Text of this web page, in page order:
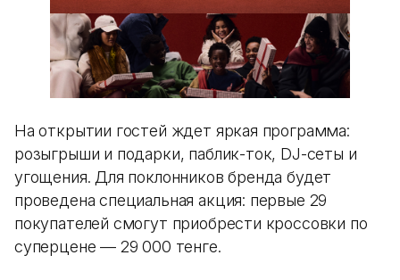
На открытии гостей ждет яркая программа:
розыгрыши и подарки, паблик-ток, DJ-сеты и
угощения. Для поклонников бренда будет
проведена специальная акция: первые 29
покупателей смогут приобрести кроссовки по
суперцене — 29 000 тенге.